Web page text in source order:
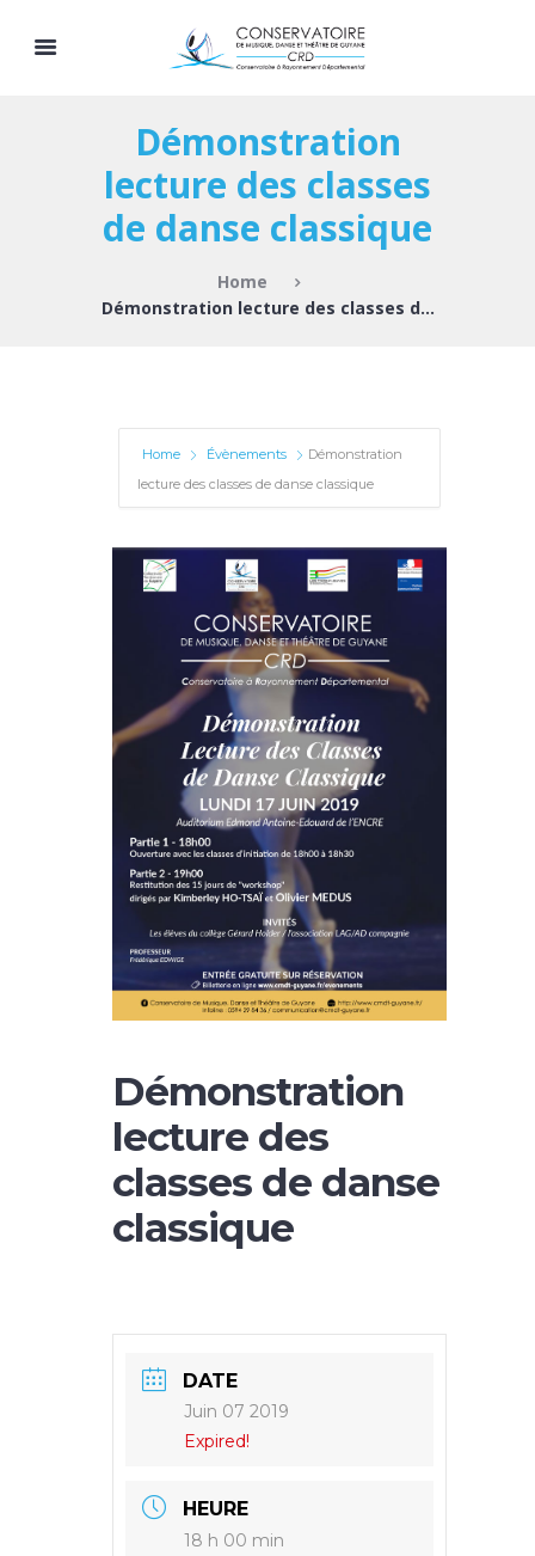
Démonstration
lecture des classes
de danse classique
Home
Démonstration lecture des classes de danse...
Home Évènements
Démonstration
lecture des classes de danse classique
Démonstration
lecture des
classes de danse
classique
DATE
Juin 07 2019
Expired!
HEURE
18 h 00 min